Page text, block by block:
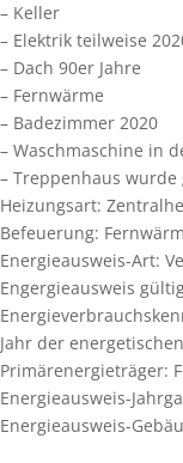
– Keller
– Elektrik teilweise
– Dach 90er Jahre
– Fernwärme
– Badezimmer 2020
– Waschmaschine in
– Treppenhaus wurde
Heizungsart:
Befeuerung:
Energieausweis-Art:
Engergieausweis
Jahr der
Primärenergieträger:
Energieausweis-
Energieausweis-